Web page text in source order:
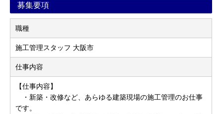
募集要項
職種
施工管理スタッフ 大阪市
仕事内容
【仕事内容】
・新築・改修など、あらゆる建築現場の施工管理のお仕事
です。